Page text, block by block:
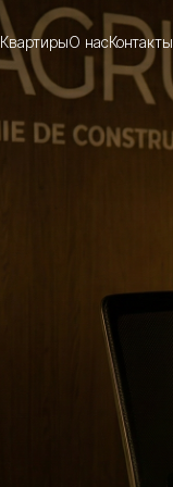
КвартирыО насКонтакты